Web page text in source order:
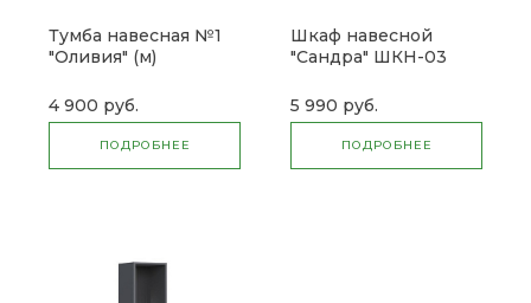
Тумба навесная №1
"Оливия" (м)
4 900 руб.
ПОДРОБНЕЕ
Шкаф навесной
"Сандра" ШКН-03
5 990 руб.
ПОДРОБНЕЕ